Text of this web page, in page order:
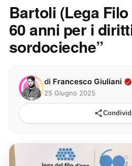
Bartoli (Lega Filo
60 anni per i
sordocieche”
di Francesco Giuliani
25 Giugno 2025